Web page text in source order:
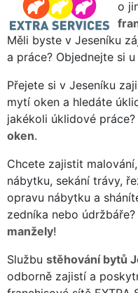
o
Měli byste v Jeseníku
a práce? Objednejte si u
Přejete si v Jeseníku
mytí oken a hledáte
jakékoli úklidové
oken.
Chcete zajistit
nábytku, sekání trávy,
opravu nábytku a
zedníka nebo
manžely!
Službu stěhování bytů
odborně zajistí a